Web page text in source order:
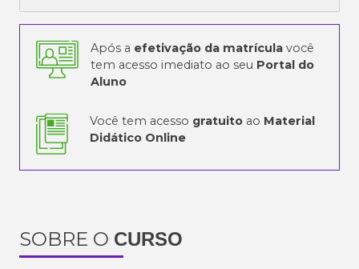
Após a efetivação da matrícula você
tem acesso imediato ao seu Portal do
Aluno
Você tem acesso gratuito ao Material
Didático Online
SOBRE O CURSO